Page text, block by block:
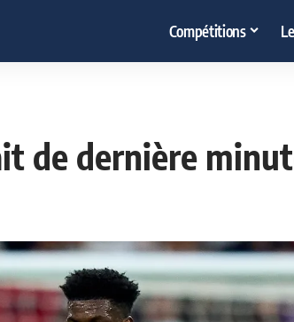
Compétitions
de dernière